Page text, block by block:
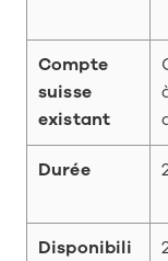
Compte
suisse
existant
Durée
Disponibili